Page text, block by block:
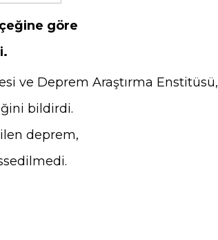
göre
ve Deprem Araştırma Enstitüsü,
bildirdi.
deprem,